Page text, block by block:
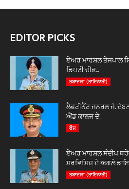
EDITOR PICKS
ਏਅਰ ਮਾਰਸ਼ਲ ਤੇਜਪਾਲ
ਡਿਪਟੀ ਚੀਫ਼...
ਤਬਾਦਲਾ (ਤਾਇਨਾਤੀ)
ਲੈਫਟੀਨੈਂਟ ਜਨਰਲ ਜੇ.
ਐਂਡ ਕਾਲਜ ਦੇ...
ਫੌਜ
ਏਅਰ ਮਾਰਸ਼ਲ ਸੰਦੀਪ
ਸਰਵਿਸਿਜ਼ ਦੇ ਅਗਲੇ
ਤਬਾਦਲਾ (ਤਾਇਨਾਤੀ)